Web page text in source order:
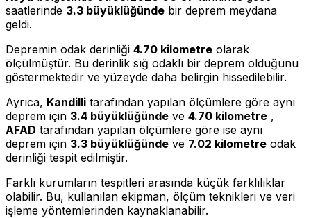
saatlerinde 3.3 büyüklüğünde bir deprem meydana
geldi.
Depremin odak derinliği 4.70 kilometre olarak
ölçülmüştür. Bu derinlik sığ odaklı bir deprem olduğunu
göstermektedir ve yüzeyde daha belirgin hissedilebilir.
Ayrıca, Kandilli tarafından yapılan ölçümlere göre aynı
deprem için 3.4 büyüklüğünde ve 4.70 kilometre ,
AFAD tarafından yapılan ölçümlere göre ise aynı
deprem için 3.3 büyüklüğünde ve 7.02 kilometre odak
derinliği tespit edilmiştir.
Farklı kurumların tespitleri arasında küçük farklılıklar
olabilir. Bu, kullanılan ekipman, ölçüm teknikleri ve veri
işleme yöntemlerinden kaynaklanabilir.